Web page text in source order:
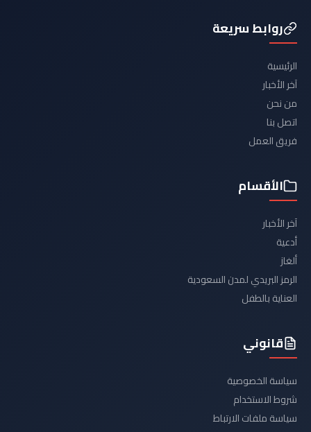
روابط سريعة
الرئيسية
آخر الأخبار
من نحن
اتصل بنا
فريق العمل
الأقسام
آخر الأخبار
أدعية
ألغاز
الرمز البريدي لمدن السعودية
العناية بالطفل
قانوني
سياسة الخصوصية
شروط الاستخدام
سياسة ملفات الارتباط